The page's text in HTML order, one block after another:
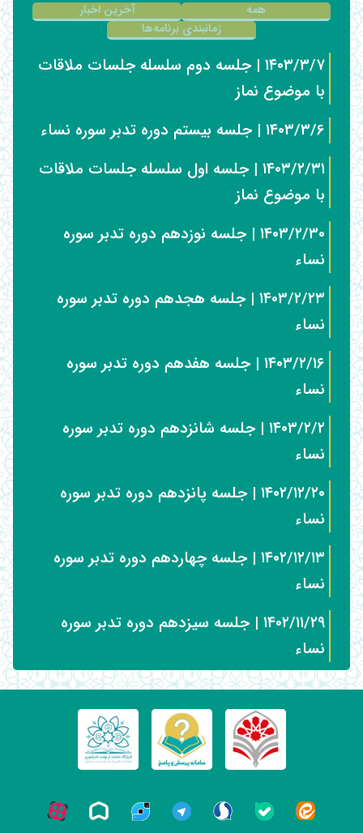
همه
آخرین اخبار
زمانبندی برنامه‌ها
۱۴۰۳/۳/۷ | جلسه دوم سلسله جلسات ملاقات
با موضوع نماز
۱۴۰۳/۳/۶ | جلسه بیستم دوره تدبر سوره نساء
۱۴۰۳/۲/۳۱ | جلسه اول سلسله جلسات ملاقات
با موضوع نماز
۱۴۰۳/۲/۳۰ | جلسه نوزدهم دوره تدبر سوره
نساء
۱۴۰۳/۲/۲۳ | جلسه هجدهم دوره تدبر سوره
نساء
۱۴۰۳/۲/۱۶ | جلسه هفدهم دوره تدبر سوره
نساء
۱۴۰۳/۲/۲ | جلسه شانزدهم دوره تدبر سوره
نساء
۱۴۰۲/۱۲/۲۰ | جلسه پانزدهم دوره تدبر سوره
نساء
۱۴۰۲/۱۲/۱۳ | جلسه چهاردهم دوره تدبر سوره
نساء
۱۴۰۲/۱۱/۲۹ | جلسه سیزدهم دوره تدبر سوره
نساء